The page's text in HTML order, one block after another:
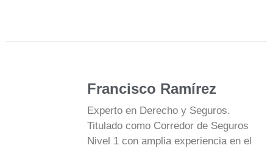
Francisco Ramírez
Experto en Derecho y Seguros.
Titulado como Corredor de Seguros
Nivel 1 con amplia experiencia en el